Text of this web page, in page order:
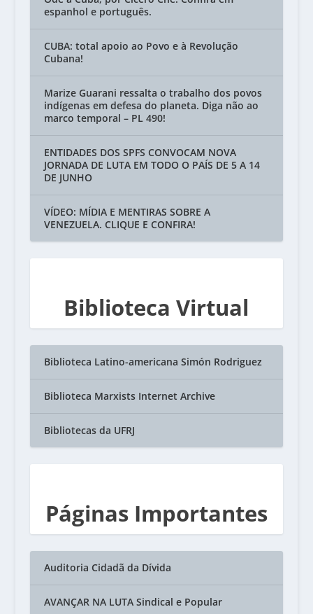
espanhol e português.
CUBA: total apoio ao Povo e à Revolução
Cubana!
Marize Guarani ressalta o trabalho dos povos
indígenas em defesa do planeta. Diga não ao
marco temporal – PL 490!
ENTIDADES DOS SPFS CONVOCAM NOVA
JORNADA DE LUTA EM TODO O PAÍS DE 5 A 14
DE JUNHO
VÍDEO: MÍDIA E MENTIRAS SOBRE A
VENEZUELA. CLIQUE E CONFIRA!
Biblioteca Virtual
Biblioteca Latino-americana Simón Rodriguez
Biblioteca Marxists Internet Archive
Bibliotecas da UFRJ
Páginas Importantes
Auditoria Cidadã da Dívida
AVANÇAR NA LUTA Sindical e Popular